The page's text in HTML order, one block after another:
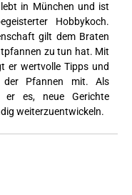
in München und ist
Hobbykoch.
gilt dem Braten
zu tun hat. Mit
er wertvolle Tipps und
der Pfannen mit. Als
er es, neue Gerichte
weiterzuentwickeln.